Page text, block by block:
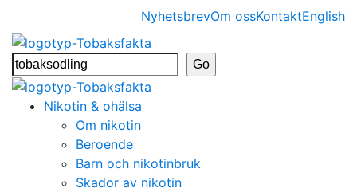
NyhetsbrevOm ossKontaktEnglish
Nikotin & ohälsa
Om nikotin
Beroende
Barn och nikotinbruk
Skador av nikotin